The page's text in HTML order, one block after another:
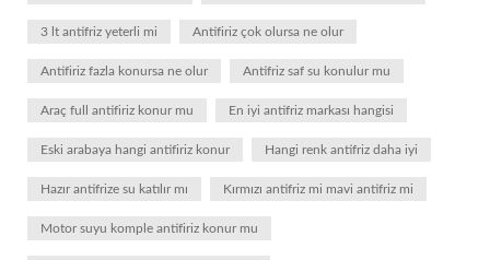
3 lt antifriz yeterli mi Antifiriz çok olursa ne olur
Antifiriz fazla konursa ne olur Antifriz saf su konulur mu
Araç full antifiriz konur mu En iyi antifriz markası hangisi
Eski arabaya hangi antifiriz konur Hangi renk antifriz daha iyi
Hazır antifrize su katılır mı Kırmızı antifriz mi mavi antifriz mi
Motor suyu komple antifiriz konur mu